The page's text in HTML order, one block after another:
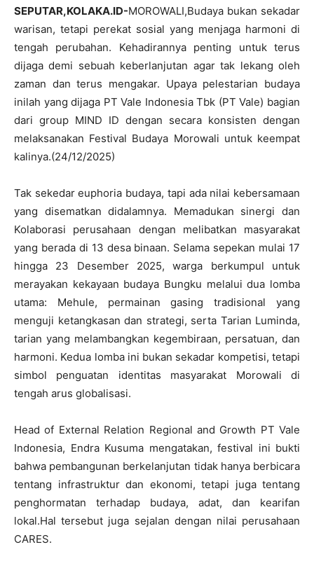
SEPUTAR,KOLAKA.ID-MOROWALI,Budaya bukan sekadar
warisan, tetapi perekat sosial yang menjaga harmoni di
tengah perubahan. Kehadirannya penting untuk terus
dijaga demi sebuah keberlanjutan agar tak lekang oleh
zaman dan terus mengakar. Upaya pelestarian budaya
inilah yang dijaga PT Vale Indonesia Tbk (PT Vale) bagian
dari group MIND ID dengan secara konsisten dengan
melaksanakan Festival Budaya Morowali untuk keempat
kalinya.(24/12/2025)
Tak sekedar euphoria budaya, tapi ada nilai kebersamaan
yang disematkan didalamnya. Memadukan sinergi dan
Kolaborasi perusahaan dengan melibatkan masyarakat
yang berada di 13 desa binaan. Selama sepekan mulai 17
hingga 23 Desember 2025, warga berkumpul untuk
merayakan kekayaan budaya Bungku melalui dua lomba
utama: Mehule, permainan gasing tradisional yang
menguji ketangkasan dan strategi, serta Tarian Luminda,
tarian yang melambangkan kegembiraan, persatuan, dan
harmoni. Kedua lomba ini bukan sekadar kompetisi, tetapi
simbol penguatan identitas masyarakat Morowali di
tengah arus globalisasi.
Head of External Relation Regional and Growth PT Vale
Indonesia, Endra Kusuma mengatakan, festival ini bukti
bahwa pembangunan berkelanjutan tidak hanya berbicara
tentang infrastruktur dan ekonomi, tetapi juga tentang
penghormatan terhadap budaya, adat, dan kearifan
lokal.Hal tersebut juga sejalan dengan nilai perusahaan
CARES.